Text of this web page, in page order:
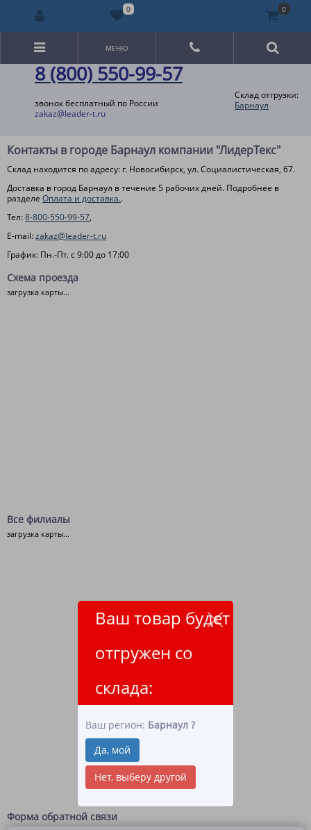
8 (800) 550-99-57
звонок бесплатный по России
zakaz@leader-t.ru
Склад отгрузки:
Барнаул
Ваш товар будет
отгружен со
склада:
Ваш регион: Барнаул ?
Да, мой
Нет, выберу другой
МЕНЮ
Контакты в городе Барнаул компании "ЛидерТекс"
Склад находится по адресу: г. Новосибирск, ул. Социалистическая, 67.
Доставка в город Барнаул в течение 5 рабочих дней. Подробнее в
разделе Оплата и доставка..
Тел:8-800-550-99-57,
E-mail:zakaz@leader-t.ru
График: Пн.-Пт. с 9:00 до 17:00
Схема проезда
загрузка карты...
Все филиалы
загрузка карты...
Форма обратной связи
0 0